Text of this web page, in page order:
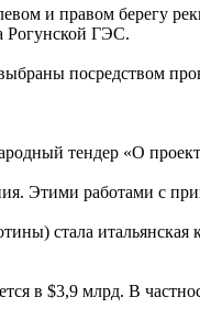
и правом берегу
Рогунской ГЭС.
посредством
тендер «О
Этими работами с
стала
в $3,9 млрд. В